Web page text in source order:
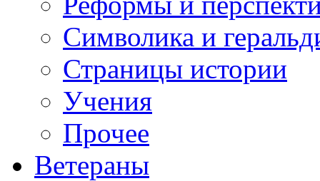
Символика и
Страницы истории
Учения
Прочее
Ветераны